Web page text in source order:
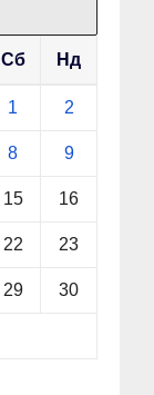
Сб Нд
1 2
8 9
15 16
22 23
29 30